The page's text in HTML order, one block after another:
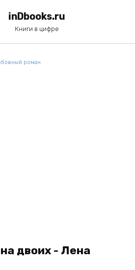
inDbooks.ru
Книги в цифре
роман
двоих - Лена